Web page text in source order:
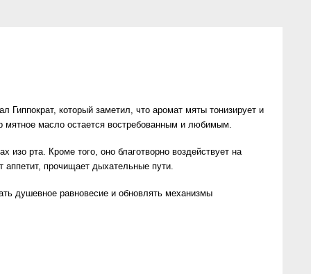
который заметил, что аромат мяты тонизирует и
мятное масло остается востребованным и любимым.
изо рта. Кроме того, оно благотворно воздействует на
аппетит, прочищает дыхательные пути.
душевное равновесие и обновлять механизмы